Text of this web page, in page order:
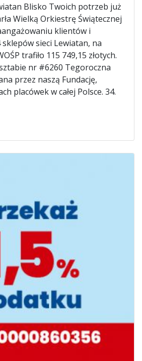
Blisko Twoich potrzeb już
Wielką Orkiestrę Świątecznej
klientów i
sieci Lewiatan, na
trafiło 115 749,15 złotych.
nr #6260 Tegoroczna
przez naszą Fundację,
placówek w całej Polsce. 34.